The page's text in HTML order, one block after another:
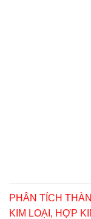
PHÂN TÍCH
KIM LOẠI, HỢP